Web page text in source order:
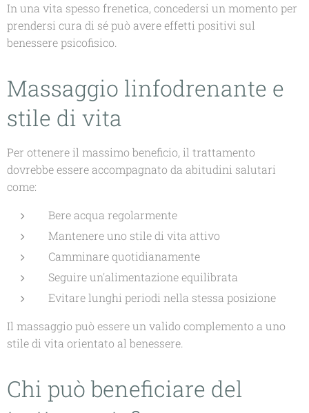
In una vita spesso frenetica, concedersi un momento per
prendersi cura di sé può avere effetti positivi sul
benessere psicofisico.
Massaggio linfodrenante e
stile di vita
Per ottenere il massimo beneficio, il trattamento
dovrebbe essere accompagnato da abitudini salutari
come:
Bere acqua regolarmente
Mantenere uno stile di vita attivo
Camminare quotidianamente
Seguire un'alimentazione equilibrata
Evitare lunghi periodi nella stessa posizione
Il massaggio può essere un valido complemento a uno
stile di vita orientato al benessere.
Chi può beneficiare del